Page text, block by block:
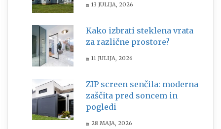
13 JULIJA, 2026
Kako izbrati steklena vrata
za različne prostore?
11 JULIJA, 2026
ZIP screen senčila: moderna
zaščita pred soncem in
pogledi
28 MAJA, 2026